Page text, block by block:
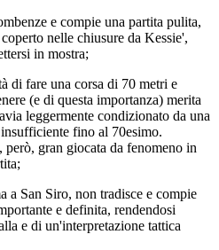
e compie una partita pulita,
nelle chiusure da Kessie',
in mostra;
di fare una corsa di 70 metri e
(e di questa importanza) merita
leggermente condizionato da una
fino al 70esimo.
gran giocata da fenomeno in
a San Siro, non tradisce e compie
e definita, rendendosi
e di un'interpretazione tattica